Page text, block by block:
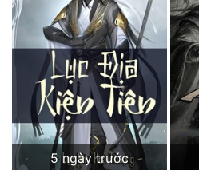
5 ngày trước